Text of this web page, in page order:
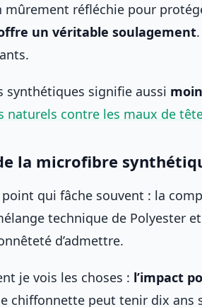
mûrement réfléchie pour
un véritable soulagement
synthétiques signifie aussi
naturels contre les maux de
la microfibre
qui fâche souvent : la
technique de Polyester et
d’admettre.
je vois les choses : l’impact
chiffonnette peut tenir dix ans